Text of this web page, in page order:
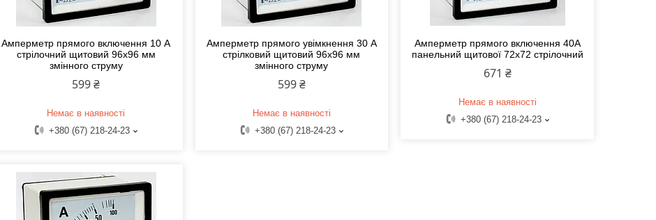
Амперметр прямого включення 10 А
стрілочний щитовий 96x96 мм
змінного струму
599 ₴
Немає в наявності
+380 (67) 218-24-23
Амперметр прямого увімкнення 30 А
стрілковий щитовий 96х96 мм
змінного струму
599 ₴
Немає в наявності
+380 (67) 218-24-23
Амперметр прямого включення 40А
панельний щитової 72х72 стрілочний
671 ₴
Немає в наявності
+380 (67) 218-24-23